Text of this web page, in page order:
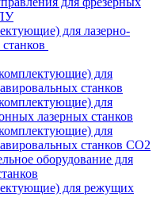
для лазерно-
для
станков
для
лазерных станков
для
станков CO2
оборудование для
для режущих